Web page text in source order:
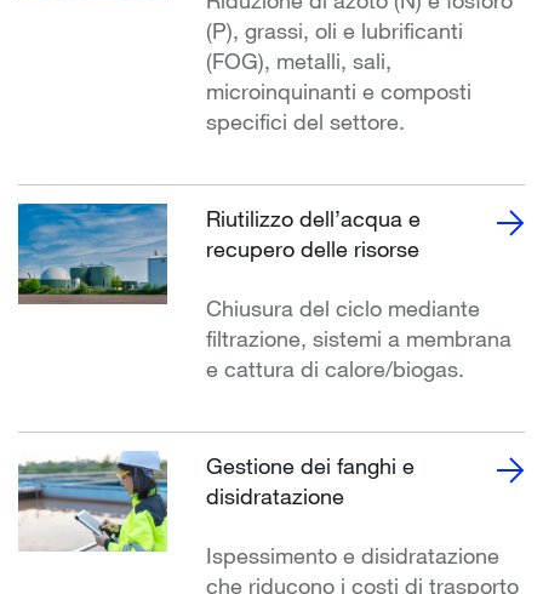
(P), grassi, oli e lubrificanti
(FOG), metalli, sali,
microinquinanti e composti
specifici del settore.
Riutilizzo dell’acqua e
recupero delle risorse
Chiusura del ciclo mediante
filtrazione, sistemi a membrana
e cattura di calore/biogas.
Gestione dei fanghi e
disidratazione
Ispessimento e disidratazione
che riducono i costi di trasporto